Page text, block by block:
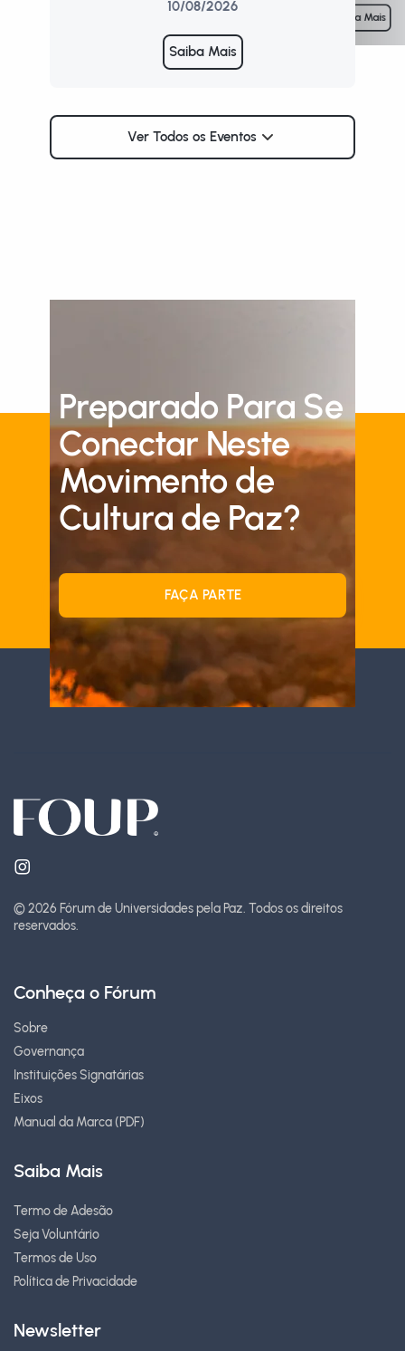
10/08/2026
Saiba Mais
Saiba Mais
Ver Todos os Eventos
Preparado Para Se
Conectar Neste
Movimento de
Cultura de Paz?
FAÇA PARTE
© 2026 Fórum de Universidades pela Paz. Todos os direitos
reservados.
Conheça o Fórum
Sobre
Governança
Instituições Signatárias
Eixos
Manual da Marca (PDF)
Saiba Mais
Termo de Adesão
Seja Voluntário
Termos de Uso
Política de Privacidade
Newsletter